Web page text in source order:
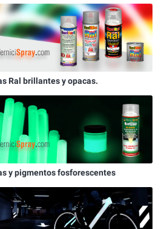
Ral brillantes y opacas.
y pigmentos fosforescentes